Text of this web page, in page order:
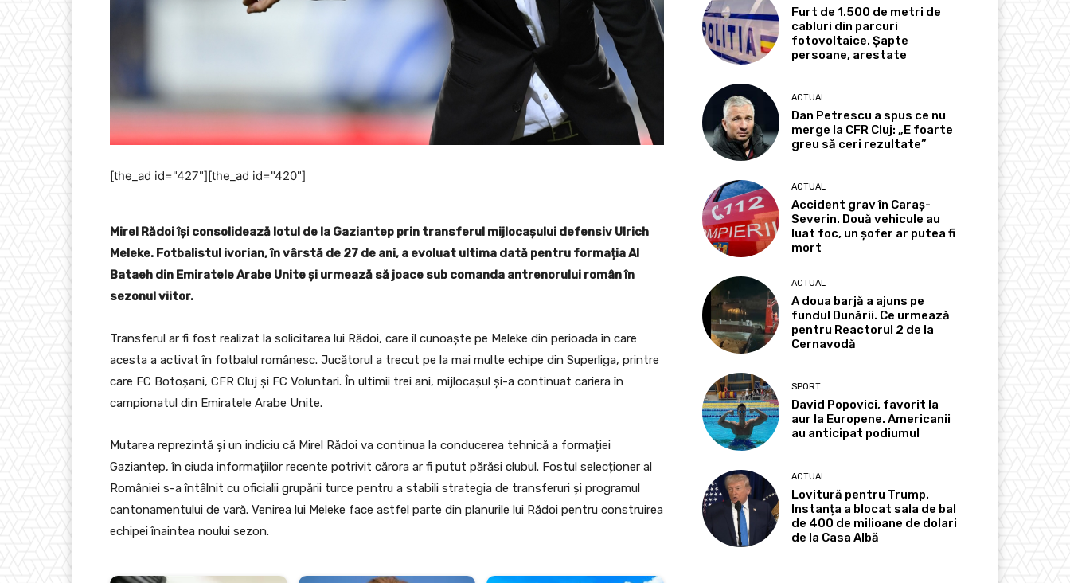
[the_ad id="427"][the_ad id="420"]
Mirel Rădoi își consolidează lotul de la Gaziantep prin transferul mijlocașului defensiv Ulrich
Meleke. Fotbalistul ivorian, în vârstă de 27 de ani, a evoluat ultima dată pentru formația Al
Bataeh din Emiratele Arabe Unite și urmează să joace sub comanda antrenorului român în
sezonul viitor.
Transferul ar fi fost realizat la solicitarea lui Rădoi, care îl cunoaște pe Meleke din perioada în care
acesta a activat în fotbalul românesc. Jucătorul a trecut pe la mai multe echipe din Superliga, printre
care FC Botoșani, CFR Cluj și FC Voluntari. În ultimii trei ani, mijlocașul și-a continuat cariera în
campionatul din Emiratele Arabe Unite.
Mutarea reprezintă și un indiciu că Mirel Rădoi va continua la conducerea tehnică a formației
Gaziantep, în ciuda informațiilor recente potrivit cărora ar fi putut părăsi clubul. Fostul selecționer al
României s-a întâlnit cu oficialii grupării turce pentru a stabili strategia de transferuri și programul
cantonamentului de vară. Venirea lui Meleke face astfel parte din planurile lui Rădoi pentru construirea
echipei înaintea noului sezon.
Furt de 1.500 de metri de
cabluri din parcuri
fotovoltaice. Șapte
persoane, arestate
ACTUAL
Dan Petrescu a spus ce nu
merge la CFR Cluj: „E foarte
greu să ceri rezultate”
ACTUAL
Accident grav în Caraș-
Severin. Două vehicule au
luat foc, un șofer ar putea fi
mort
ACTUAL
A doua barjă a ajuns pe
fundul Dunării. Ce urmează
pentru Reactorul 2 de la
Cernavodă
SPORT
David Popovici, favorit la
aur la Europene. Americanii
au anticipat podiumul
ACTUAL
Lovitură pentru Trump.
Instanța a blocat sala de bal
de 400 de milioane de dolari
de la Casa Albă